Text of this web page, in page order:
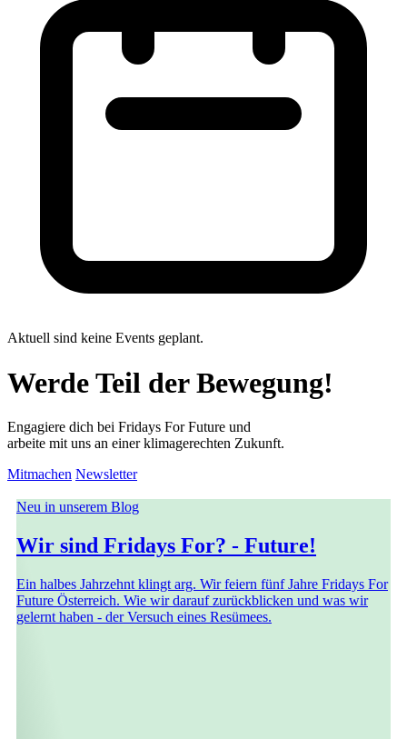
Aktuell sind keine Events geplant.
+
−
Werde Teil der Bewegung!
Engagiere dich bei Fridays For Future und
arbeite mit uns an einer klimagerechten Zukunft.
Mitmachen Newsletter
Neu in unserem Blog
Wir sind Fridays For? - Future!
Ein halbes Jahrzehnt klingt arg. Wir feiern fünf Jahre Fridays For
Future Österreich. Wie wir darauf zurückblicken und was wir
gelernt haben - der Versuch eines Resümees.